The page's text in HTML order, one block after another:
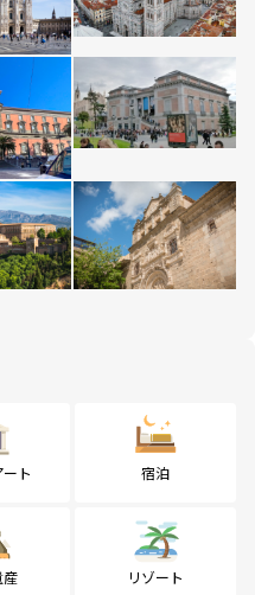
ト 宿泊
産 リゾート